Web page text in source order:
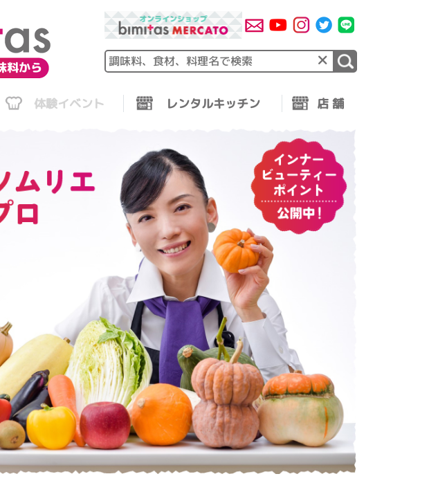
×
体験イベント レンタルキッチン 店 舗